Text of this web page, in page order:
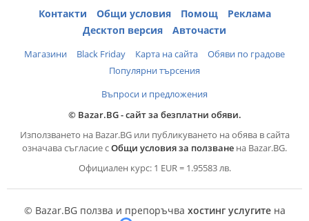
Контакти Общи условия Помощ
Реклама
Десктоп версия
Авточасти
Магазини Black Friday Карта на сайта
Обяви по градове
Популярни търсения
Въпроси и предложения
© Bazar.BG - сайт за безплатни обяви.
Използването на Bazar.BG или публикуването на обява в сайта
означава съгласие сОбщи условия за ползване на Bazar.BG.
Официален курс: 1 EUR = 1.95583 лв.
© Bazar.BG ползва и препоръчва хостинг услугитена